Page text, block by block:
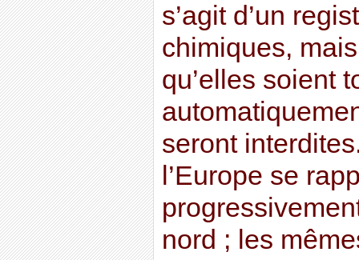
s’agit d’un
chimiques,
qu’elles soient
seront
l’Europe se
nord ; les